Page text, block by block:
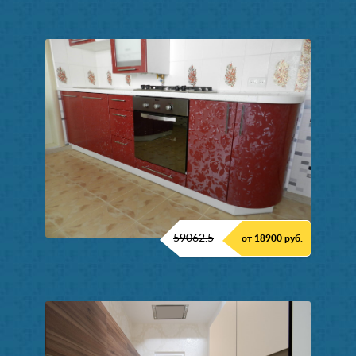
59062.5 от 18900 руб.